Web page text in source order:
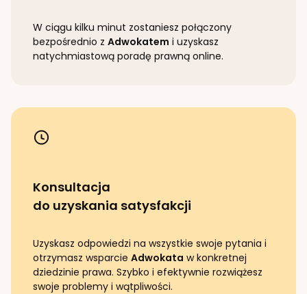
W ciągu kilku minut zostaniesz połączony
bezpośrednio z Adwokatem i uzyskasz
natychmiastową poradę prawną online.
Konsultacja
do uzyskania satysfakcji
Uzyskasz odpowiedzi na wszystkie swoje pytania i
otrzymasz wsparcie Adwokata w konkretnej
dziedzinie prawa. Szybko i efektywnie rozwiążesz
swoje problemy i wątpliwości.